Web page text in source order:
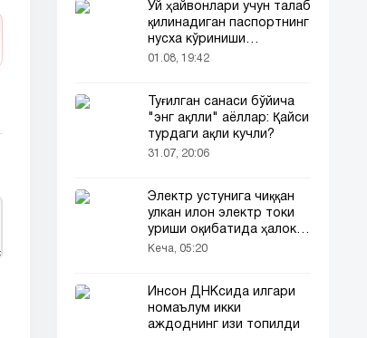
Уй ҳайвонлари учун талаб
қилинадиган паспортнинг
нусха кўриниши
тармоқларда тарқалди
01.08, 19:42
Туғилган санаси бўйича
"энг ақлли" аёллар: Қайси
турдаги ақли кучли?
31.07, 20:06
Электр устунига чиққан
улкан илон электр токи
уриши оқибатида ҳалок
бўлди
Кеча, 05:20
Инсон ДНКсида илгари
номаълум икки
аждоднинг изи топилди